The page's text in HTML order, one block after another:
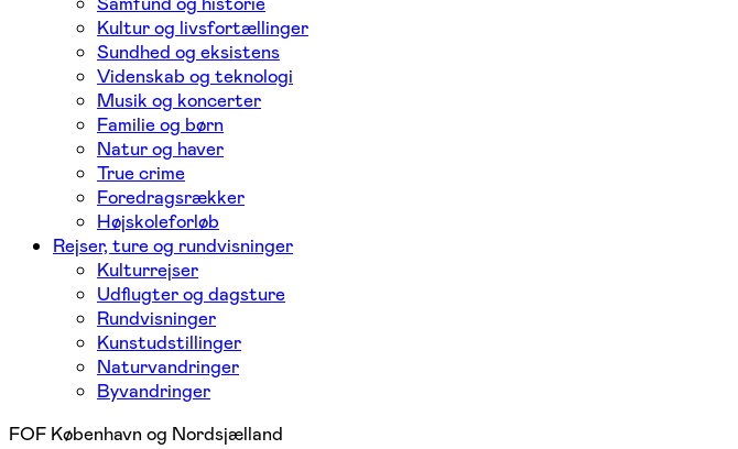
Kultur og livsfortællinger
Sundhed og eksistens
Videnskab og teknologi
Musik og koncerter
Familie og børn
Natur og haver
True crime
Foredragsrækker
Højskoleforløb
Rejser, ture og rundvisninger
Kulturrejser
Udflugter og dagsture
Rundvisninger
Kunstudstillinger
Naturvandringer
Byvandringer
FOF København og Nordsjælland